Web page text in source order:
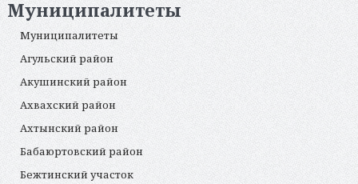
Муниципалитеты
Муниципалитеты
Агульский район
Акушинский район
Ахвахский район
Ахтынский район
Бабаюртовский район
Бежтинский участок